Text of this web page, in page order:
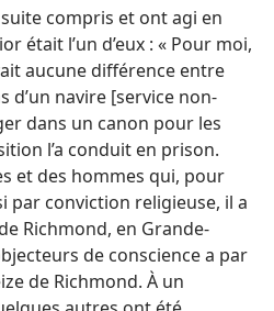
compris et ont agi en
était l’un d’eux : « Pour moi,
aucune différence entre
navire [service non-
dans un canon pour les
l’a conduit en prison.
et des hommes qui, pour
par conviction religieuse, il a
Richmond, en Grande-
de conscience a par
de Richmond. À un